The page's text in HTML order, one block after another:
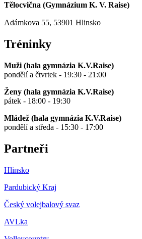
Tělocvična (Gymnázium K. V. Raise)
Adámkova 55, 53901 Hlinsko
Tréninky
Muži (hala gymnázia K.V.Raise)
pondělí a čtvrtek - 19:30 - 21:00
Ženy (hala gymnázia K.V.Raise)
pátek - 18:00 - 19:30
Mládež (hala gymnázia K.V.Raise)
pondělí a středa - 15:30 - 17:00
Partneři
Hlinsko
Pardubický Kraj
Český volejbalový svaz
AVLka